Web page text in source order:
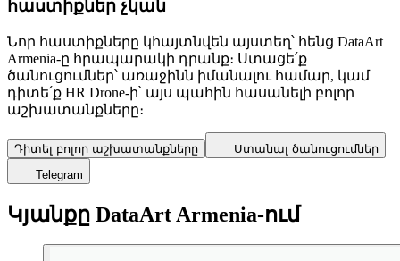
հաստիքներ չկան
Նոր հաստիքները կհայտնվեն այստեղ՝ հենց DataArt
Armenia-ը հրապարակի դրանք։ Ստացե՛ք
ծանուցումներ՝ առաջինն իմանալու համար, կամ
դիտե՛ք HR Drone-ի՝ այս պահին հասանելի բոլոր
աշխատանքները։
Դիտել բոլոր աշխատանքները
Ստանալ ծանուցումներ
Telegram
Կյանքը DataArt Armenia-ում